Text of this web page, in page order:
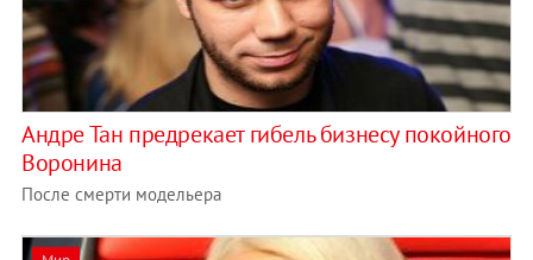
Андре Тан предрекает гибель бизнесу покойного
Воронина
После смерти модельера